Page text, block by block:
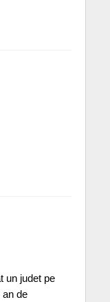
un judet pe
de